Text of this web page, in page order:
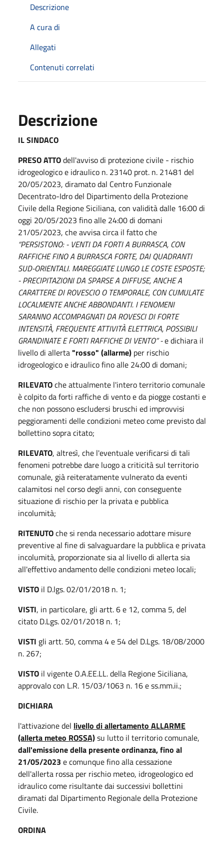
Descrizione
A cura di
Allegati
Contenuti correlati
Descrizione
IL SINDACO
PRESO ATTOdell'avviso di protezione civile - rischio
idrogeologico e idraulico n. 23140 prot. n. 21481 del
20/05/2023, diramato dal Centro Funzionale
Decentrato-Idro del Dipartimento della Protezione
Civile della Regione Siciliana, con validità dalle 16:00 di
oggi 20/05/2023 fino alle 24:00 di domani
21/05/2023, che avvisa circa il fatto che
“PERSISTONO: - VENTI DA FORTI A BURRASCA, CON
RAFFICHE FINO A BURRASCA FORTE, DAI QUADRANTI
SUD-ORIENTALI. MAREGGIATE LUNGO LE COSTE ESPOSTE;
- PRECIPITAZIONI DA SPARSE A DIFFUSE, ANCHE A
CARATTERE DI ROVESCIO O TEMPORALE, CON CUMULATE
LOCALMENTE ANCHE ABBONDANTI. I FENOMENI
SARANNO ACCOMPAGNATI DA ROVESCI DI FORTE
INTENSITÀ, FREQUENTE ATTIVITÀ ELETTRICA, POSSIBILI
GRANDINATE E FORTI RAFFICHE DI VENTO” -e dichiara il
livello di allerta"rosso" (allarme) per rischio
idrogeologico e idraulico fino alle 24:00 di domani;
RILEVATOche attualmente l'intero territorio comunale
è colpito da forti raffiche di vento e da piogge costanti e
che non possono escludersi bruschi ed improvvisi
peggioramenti delle condizioni meteo come previsto dal
bollettino sopra citato;
RILEVATO, altresì, che l'eventuale verificarsi di tali
fenomeni potrebbe dare luogo a criticità sul territorio
comunale, già reiteratamente vulnerato da eventi
calamitosi nel corso degli anni, con conseguente
situazione di rischio per la privata e pubblica
incolumità;
RITENUTOche si renda necessario adottare misure
preventive al fine di salvaguardare la pubblica e privata
incolumità, proporzionate sia al livello di allerta sia
all'effettivo andamento delle condizioni meteo locali;
VISTO il D.lgs. 02/01/2018 n. 1;
VISTI, in particolare, gli artt. 6 e 12, comma 5, del
citato D.Lgs. 02/01/2018 n. 1;
VISTI gli artt. 50, comma 4 e 54 del D.Lgs. 18/08/2000
n. 267;
VISTO il vigente O.A.EE.LL. della Regione Siciliana,
approvalo con L.R. 15/03/1063 n. 16 e ss.mm.ii.;
DICHIARA
l'attivazione del livello di allertamento ALLARME
(allerta meteo ROSSA)su lutto il territorio comunale,
dall'emissione della presente ordinanza, fino al
21/05/2023 e comunque fino alla cessazione
dell'allerta rossa per rischio meteo, idrogeologico ed
idraulico come risultante dai successivi bollettini
diramati dal Dipartimento Regionale della Protezione
Civile.
ORDINA